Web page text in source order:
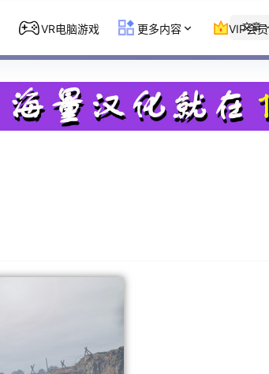
文章
VR电脑游戏 更多内容 VIP会员